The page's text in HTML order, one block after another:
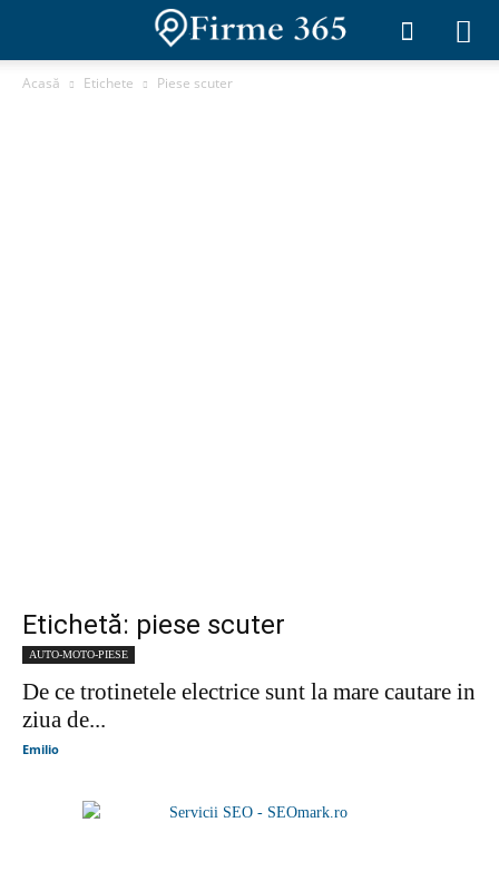
Acasă Etichete Piese scuter
Etichetă: piese scuter
AUTO-MOTO-PIESE
De ce trotinetele electrice sunt la mare cautare in
ziua de...
Emilio